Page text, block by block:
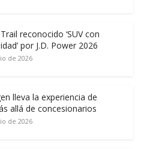
reconocido ‘SUV con
por J.D. Power 2026
de 2026
lleva la experiencia de
allá de concesionarios
de 2026